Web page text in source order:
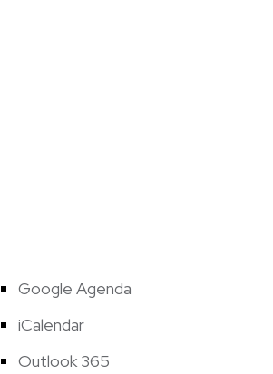
Google Agenda
iCalendar
Outlook 365